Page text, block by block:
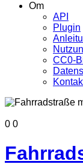
Om
API
Plugin
CC0-
0 0